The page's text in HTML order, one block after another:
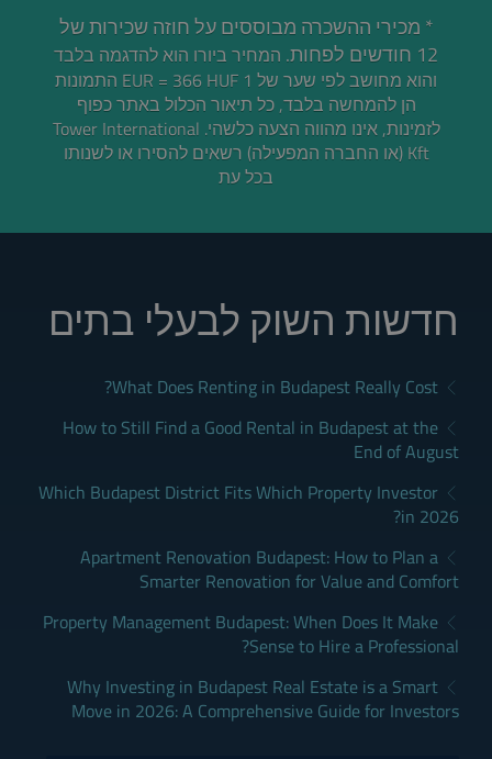
* מכירי ההשכרה מבוססים על חוזה שכירות של
12 חודשים לפחות.
המחיר ביורו הוא להדגמה בלבד
והוא מחושב לפי שער של 1 EUR = 366 HUF התמונות
הן להמחשה בלבד, כל תיאור הכלול באתר כפוף
לזמינות, אינו מהווה הצעה כלשהי. Tower International
Kft (או החברה המפעילה) רשאים להסירו או לשנותו
בכל עת
חדשות השוק לבעלי בתים
What Does Renting in Budapest Really Cost?
How to Still Find a Good Rental in Budapest at the
End of August
Which Budapest District Fits Which Property Investor
in 2026?
Apartment Renovation Budapest: How to Plan a
Smarter Renovation for Value and Comfort
Property Management Budapest: When Does It Make
Sense to Hire a Professional?
Why Investing in Budapest Real Estate is a Smart
Move in 2026: A Comprehensive Guide for Investors